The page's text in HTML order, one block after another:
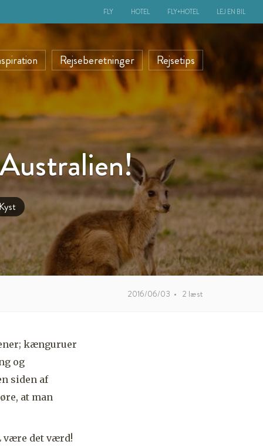
Rejseberetninger Rejsetips
FLY HOTEL FLY+HOTEL LEJ EN BIL
2016/06/03 • 2 læst
kænguruer
og
siden af
at man
være det værd!